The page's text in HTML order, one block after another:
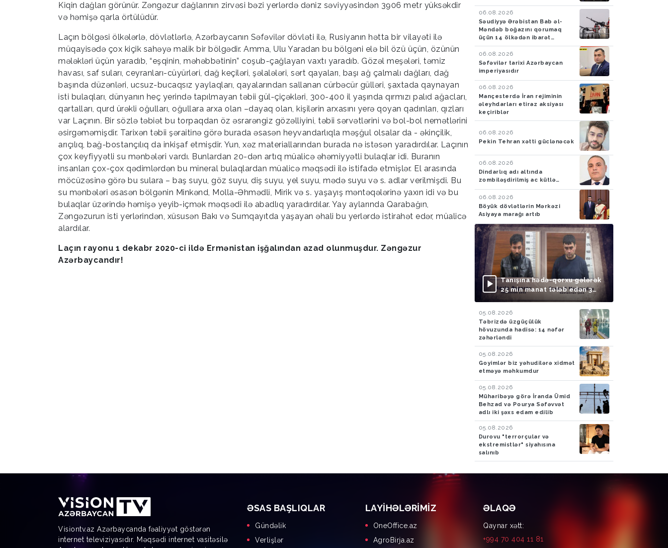
Kiqin dağları görünür. Zəngəzur dağlarının zirvəsi bəzi yerlərdə dəniz səviyyəsindən 3906 metr yüksəkdir
və həmişə qarla örtülüdür.
Laçın bölgəsi ölkələrlə, dövlətlərlə, Azərbaycanın Səfəvilər dövləti ilə, Rusiyanın hətta bir vilayəti ilə
müqayisədə çox kiçik sahəyə malik bir bölgədir. Amma, Ulu Yaradan bu bölgəni elə bil özü üçün, özünün
mələkləri üçün yaradıb, “eşqinin, məhəbbətinin” coşub-çağlayan vaxtı yaradıb. Gözəl meşələri, təmiz
havası, saf suları, ceyranları-cüyürləri, dağ keçiləri, şəlalələri, sərt qayaları, başı ağ çalmalı dağları, dağ
başında düzənləri, ucsuz-bucaqsız yaylaqları, qayalarından sallanan cürbəcür gülləri, şaxtada qaynayan
isti bulaqları, dünyanın heç yerində tapılmayan təbii gül-çiçəkləri, 300-400 il yaşında qırmızı palıd ağacları,
qartalları, qurd ürəkli oğulları, oğullara arxa olan –dayaq olan, kişilərin arxasını yerə qoyan qadınları, qızları
var Laçının. Bir sözlə təbiət bu torpaqdan öz əsrarəngiz gözəlliyini, təbii sərvətlərini və bol-bol nemətlərini
əsirgəməmişdir. Tarixən təbii şəraitinə görə burada əsasən heyvandarlıqla məşğul olsalar da - əkinçilik,
arıçılıq, bağ-bostançılıq da inkişaf etmişdir. Yun, xəz materiallarından burada nə istəsən yaradırdılar. Laçının
çox keyfiyyətli su mənbələri vardı. Bunlardan 20-dən artıq müalicə əhəmiyyətli bulaqlar idi. Buranın
insanları çox-çox qədimlərdən bu mineral bulaqlardan müalicə məqsədi ilə istifadə etmişlər. El arasında
möcüzəsinə görə bu sulara – baş suyu, göz suyu, diş suyu, yel suyu, mədə suyu və s. adlar verilmişdi. Bu
su mənbələri əsasən bölgənin Minkənd, Molla-Əhmədli, Mirik və s. yaşayış məntəqələrinə yaxın idi və bu
bulaqlar üzərində həmişə yeyib-içmək məqsədi ilə abadlıq yaradırdılar. Yay aylarında Qarabağın,
Zəngəzurun isti yerlərindən, xüsusən Bakı və Sumqayıtda yaşayan əhali bu yerlərdə istirahət edər, müalicə
alardılar.
Laçın rayonu 1 dekabr 2020-ci ildə Ermənistan işğalından azad olunmuşdur. Zəngəzur
Azərbaycandır!
06.08.2026
Səudiyyə Ərəbistan Bab əl-
Məndəb boğazını qorumaq
üçün 14 ölkədən ibarət
müdafiə koalisiyası yaradıb
06.08.2026
Səfəvilər tarixi Azərbaycan
imperiyasıdır
06.08.2026
Mançesterdə İran rejiminin
əleyhdarları etiraz aksiyası
keçiriblər
06.08.2026
Pekin Tehran xətti güclənəcək
06.08.2026
Dindarlıq adı altında
zombiləşdirilmiş ac kütlə…
06.08.2026
Böyük dövlətlərin Mərkəzi
Asiyaya marağı artıb
Tanışına hədə-qorxu gələrək
25 min manat tələb edən 3
nəfər saxlanılıb
05.08.2026
Təbrizdə üzgüçülük
hövuzunda hadisə: 14 nəfər
zəhərləndi
05.08.2026
Goyimlər biz yəhudilərə xidmət
etməyə məhkumdur
05.08.2026
Müharibəyə görə İranda Ümid
Behzad və Pourya Səfəvvət
adlı iki şəxs edam edilib
05.08.2026
Durovu "terrorçular və
ekstremistlər" siyahısına
salınıb
Visiontv.az Azərbaycanda fəaliyyət göstərən
internet televiziyasıdır. Məqsədi internet vasitəsilə
ƏSAS BAŞLIQLAR
Gündəlik
Verlişlər
LAYIHƏLƏRIMIZ
OneOffice.az
AgroBirja.az
ƏLAQƏ
Qaynar xətt:
+994 70 404 11 81